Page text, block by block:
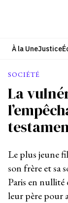
À la UneJustice
SOCIÉTÉ
La
Le plus jeune
son frère et sa
Paris en nullité
leur père pour